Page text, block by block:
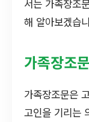
서는 가족장조
해 알아보겠습
가족장조
가족장조문은
고인을 기리는